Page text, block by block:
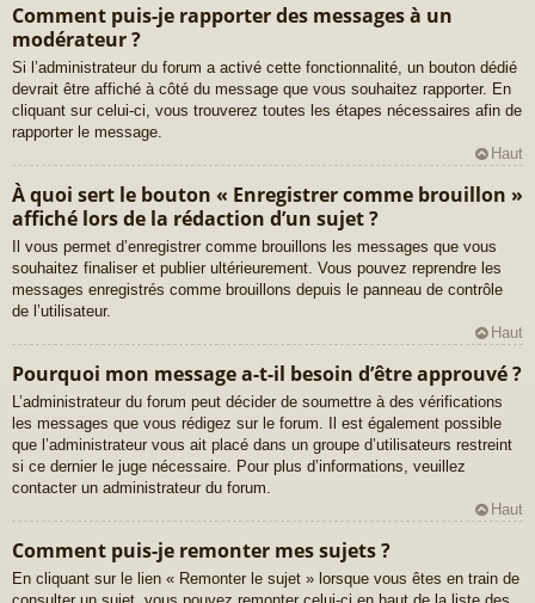
Comment puis-je rapporter des messages à un
modérateur ?
Si l’administrateur du forum a activé cette fonctionnalité, un bouton dédié
devrait être affiché à côté du message que vous souhaitez rapporter. En
cliquant sur celui-ci, vous trouverez toutes les étapes nécessaires afin de
rapporter le message.
Haut
À quoi sert le bouton « Enregistrer comme brouillon »
affiché lors de la rédaction d’un sujet ?
Il vous permet d’enregistrer comme brouillons les messages que vous
souhaitez finaliser et publier ultérieurement. Vous pouvez reprendre les
messages enregistrés comme brouillons depuis le panneau de contrôle
de l’utilisateur.
Haut
Pourquoi mon message a-t-il besoin d’être approuvé ?
L’administrateur du forum peut décider de soumettre à des vérifications
les messages que vous rédigez sur le forum. Il est également possible
que l’administrateur vous ait placé dans un groupe d’utilisateurs restreint
si ce dernier le juge nécessaire. Pour plus d’informations, veuillez
contacter un administrateur du forum.
Haut
Comment puis-je remonter mes sujets ?
En cliquant sur le lien « Remonter le sujet » lorsque vous êtes en train de